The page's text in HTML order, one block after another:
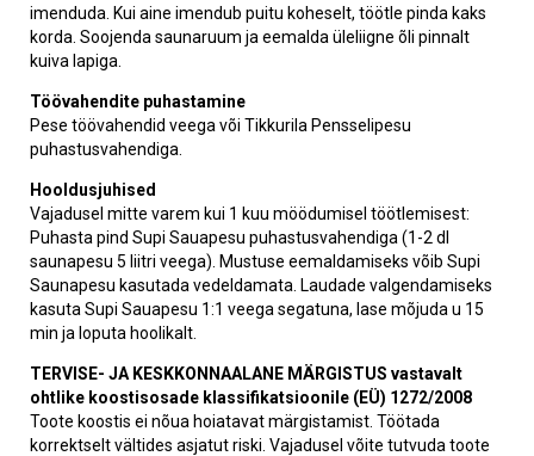
imenduda. Kui aine imendub puitu koheselt, töötle pinda kaks
korda. Soojenda saunaruum ja eemalda üleliigne õli pinnalt
kuiva lapiga.
Töövahendite puhastamine
Pese töövahendid veega või Tikkurila Pensselipesu
puhastusvahendiga.
Hooldusjuhised
Vajadusel mitte varem kui 1 kuu möödumisel töötlemisest:
Puhasta pind Supi Sauapesu puhastusvahendiga (1-2 dl
saunapesu 5 liitri veega). Mustuse eemaldamiseks võib Supi
Saunapesu kasutada vedeldamata. Laudade valgendamiseks
kasuta Supi Sauapesu 1:1 veega segatuna, lase mõjuda u 15
min ja loputa hoolikalt.
TERVISE- JA KESKKONNAALANE MÄRGISTUS vastavalt
ohtlike koostisosade klassifikatsioonile (EÜ) 1272/2008
Toote koostis ei nõua hoiatavat märgistamist. Töötada
korrektselt vältides asjatut riski. Vajadusel võite tutvuda toote